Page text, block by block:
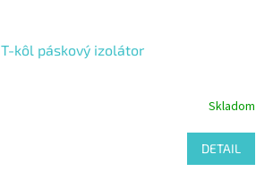
T-kôl páskový izolátor
Skladom
DETAIL